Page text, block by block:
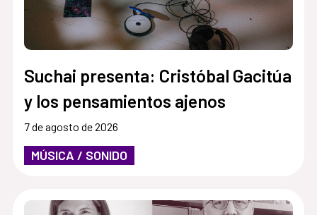
Suchai presenta: Cristóbal Gacitúa
y los pensamientos ajenos
7 de agosto de 2026
MÚSICA / SONIDO